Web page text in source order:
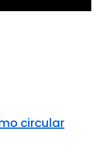
circular